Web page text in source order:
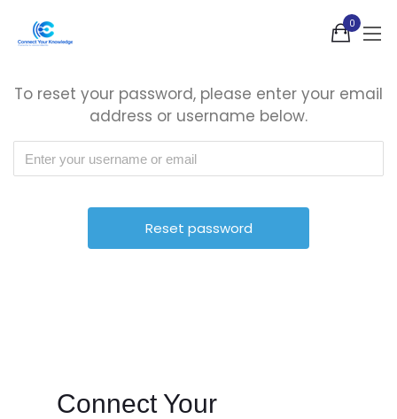
0
To reset your password, please enter your email
address or username below.
Connect Your